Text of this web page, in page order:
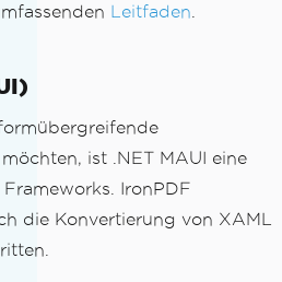
();
a PDF via XSLT tr
results .
);
Leitfaden.
ist .NET MAUI eine
IronPDF
die Konvertierung von XAML